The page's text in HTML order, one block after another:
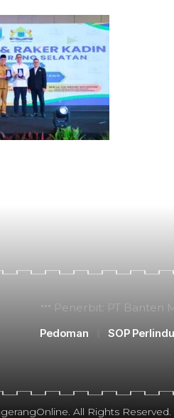
Penerbit: PT Banten
Pedoman
SOP
All Rights Reserved.